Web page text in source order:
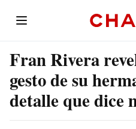
Fran Rivera
gesto de su
detalle que dice